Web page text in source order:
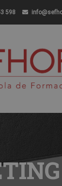
598